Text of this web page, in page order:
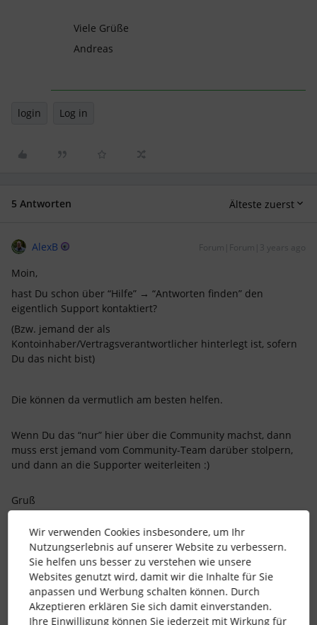
Viele Grüße
Andreas​​​​​
login Log in
5 Antworten Älteste zuerst
AlexB Forum|Forum|3 years ago
Moin,
hast Du schon über “Hilfe” → “Antworten finden” den
eigentlich Support kontaktiert?
(Bzw. jemand der als
Kontoinhaber/Vertragsverantwortlicher hinterlegt ist, sofern
Du das nicht bist)
Die können da vermutlich am besten helfen.
Wenn Du das “nur” hier über die Community machst, dann
muss erst jemand vom Community-Team darüber stolpern,
und dann an die Supporter weiterleiten :)
Gruß
V 2 Menschen gefällt dies
Wir verwenden Cookies insbesondere, um Ihr
Nutzungserlebnis auf unserer Website zu verbessern.
Sie helfen uns besser zu verstehen wie unsere
Websites genutzt wird, damit wir die Inhalte für Sie
anpassen und Werbung schalten können. Durch
Akzeptieren erklären Sie sich damit einverstanden.
Ihre Einwilligung können Sie jederzeit mit Wirkung für